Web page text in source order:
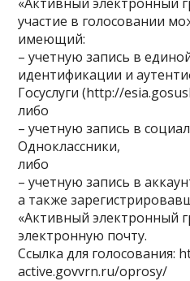
участие в голосовании
имеющий:
– учетную запись в
идентификации и
Госуслуги (http://
либо
– учетную запись в
Одноклассники,
либо
– учетную запись в
а также
«Активный электронный
электронную почту.
Ссылка для голосования:
active.govvrn.ru/oprosy/